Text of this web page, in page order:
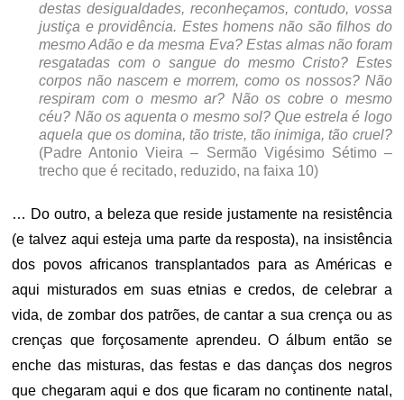
destas desigualdades, reconheçamos, contudo, vossa
justiça e providência. Estes homens não são filhos do
mesmo Adão e da mesma Eva? Estas almas não foram
resgatadas com o sangue do mesmo Cristo? Estes
corpos não nascem e morrem, como os nossos? Não
respiram com o mesmo ar? Não os cobre o mesmo
céu? Não os aquenta o mesmo sol? Que estrela é logo
aquela que os domina, tão triste, tão inimiga, tão cruel?
(Padre Antonio Vieira – Sermão Vigésimo Sétimo –
trecho que é recitado, reduzido, na faixa 10)
… Do outro, a beleza que reside justamente na resistência
(e talvez aqui esteja uma parte da resposta), na insistência
dos povos africanos transplantados para as Américas e
aqui misturados em suas etnias e credos, de celebrar a
vida, de zombar dos patrões, de cantar a sua crença ou as
crenças que forçosamente aprendeu. O álbum então se
enche das misturas, das festas e das danças dos negros
que chegaram aqui e dos que ficaram no continente natal,